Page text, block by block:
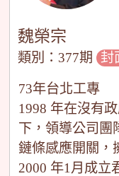
魏榮宗
類別：377期 封
73年台北工專
1998 年在沒有
下，領導公司團
鏈條感應開關，
2000 年1月成立